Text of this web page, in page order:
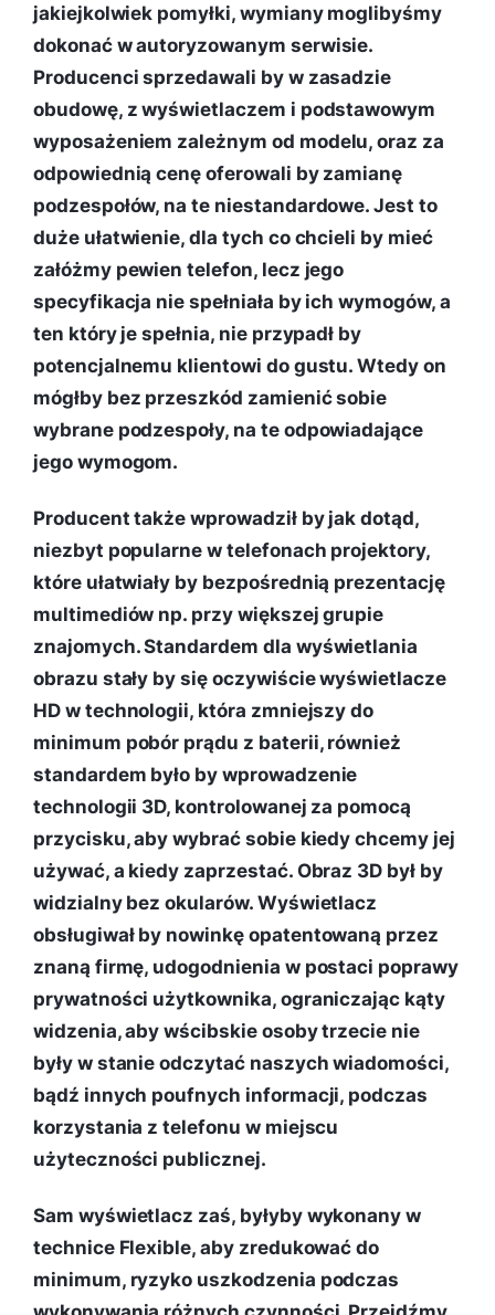
jakiejkolwiek pomyłki, wymiany moglibyśmy
dokonać w autoryzowanym serwisie.
Producenci sprzedawali by w zasadzie
obudowę, z wyświetlaczem i podstawowym
wyposażeniem zależnym od modelu, oraz za
odpowiednią cenę oferowali by zamianę
podzespołów, na te niestandardowe. Jest to
duże ułatwienie, dla tych co chcieli by mieć
załóżmy pewien telefon, lecz jego
specyfikacja nie spełniała by ich wymogów, a
ten który je spełnia, nie przypadł by
potencjalnemu klientowi do gustu. Wtedy on
mógłby bez przeszkód zamienić sobie
wybrane podzespoły, na te odpowiadające
jego wymogom.
Producent także wprowadził by jak dotąd,
niezbyt popularne w telefonach projektory,
które ułatwiały by bezpośrednią prezentację
multimediów np. przy większej grupie
znajomych. Standardem dla wyświetlania
obrazu stały by się oczywiście wyświetlacze
HD w technologii, która zmniejszy do
minimum pobór prądu z baterii, również
standardem było by wprowadzenie
technologii 3D, kontrolowanej za pomocą
przycisku, aby wybrać sobie kiedy chcemy jej
używać, a kiedy zaprzestać. Obraz 3D był by
widzialny bez okularów. Wyświetlacz
obsługiwał by nowinkę opatentowaną przez
znaną firmę, udogodnienia w postaci poprawy
prywatności użytkownika, ograniczając kąty
widzenia, aby wścibskie osoby trzecie nie
były w stanie odczytać naszych wiadomości,
bądź innych poufnych informacji, podczas
korzystania z telefonu w miejscu
użyteczności publicznej.
Sam wyświetlacz zaś, byłyby wykonany w
technice Flexible, aby zredukować do
minimum, ryzyko uszkodzenia podczas